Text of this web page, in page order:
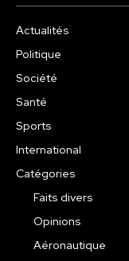
Actualités
Politique
Société
Santé
Sports
International
Catégories
Faits divers
Opinions
Aéronautique